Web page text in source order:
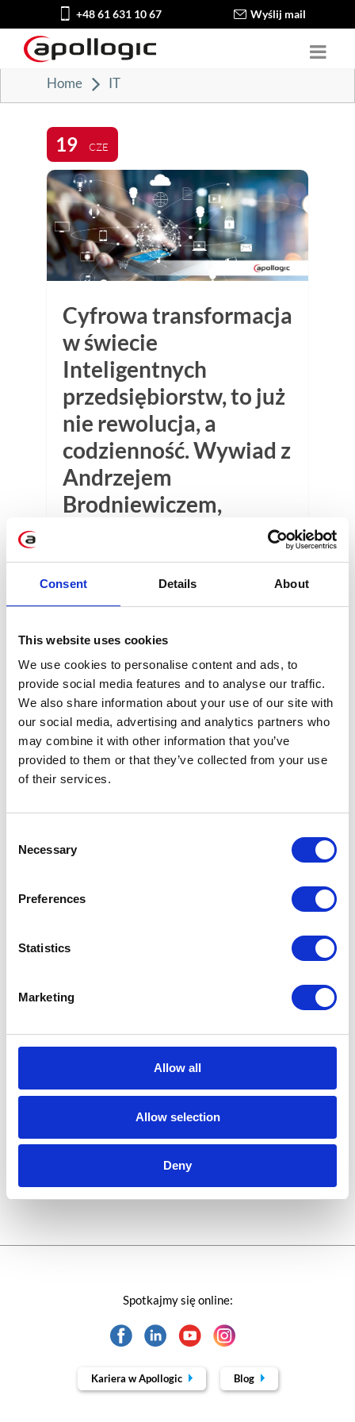
Consent Details About
This website uses cookies
We use cookies to personalise content and ads, to
provide social media features and to analyse our traffic.
We also share information about your use of our site with
our social media, advertising and analytics partners who
may combine it with other information that you’ve
provided to them or that they’ve collected from your use
of their services.
Selection
Necessary
Preferences
Statistics
Marketing
Allow all
Allow selection
Deny
+48 61 631 10 67 Wyślij mail
Home IT
19 CZE
Cyfrowa transformacja
w świecie
Inteligentnych
przedsiębiorstw, to już
nie rewolucja, a
codzienność. Wywiad z
Andrzejem
Brodniewiczem,
nowym CTO Apollogic.
KATEGORIE
Aktualności prawne
Historie sukcesu front page
Inicjatywy pracowników
Technologie jutra
Spotkajmy się online:
Kariera w Apollogic Blog